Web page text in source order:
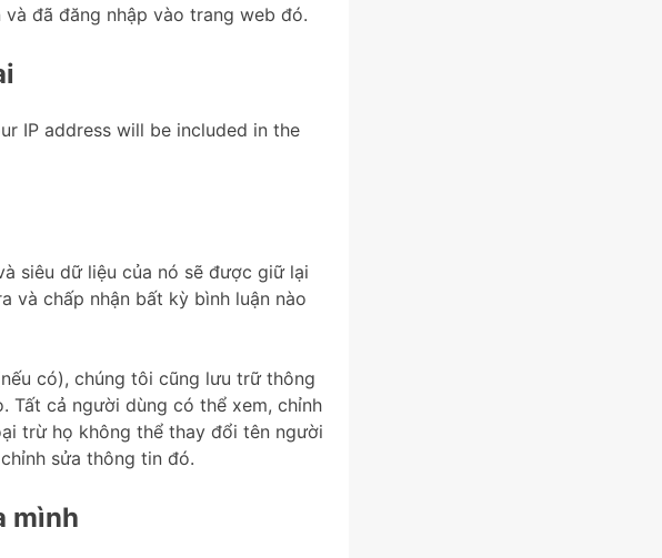
đã đăng nhập vào trang web đó.
IP address will be included in the
siêu dữ liệu của nó sẽ được giữ lại
và chấp nhận bất kỳ bình luận nào
có), chúng tôi cũng lưu trữ thông
Tất cả người dùng có thể xem, chỉnh
trừ họ không thể thay đổi tên người
sửa thông tin đó.
mình